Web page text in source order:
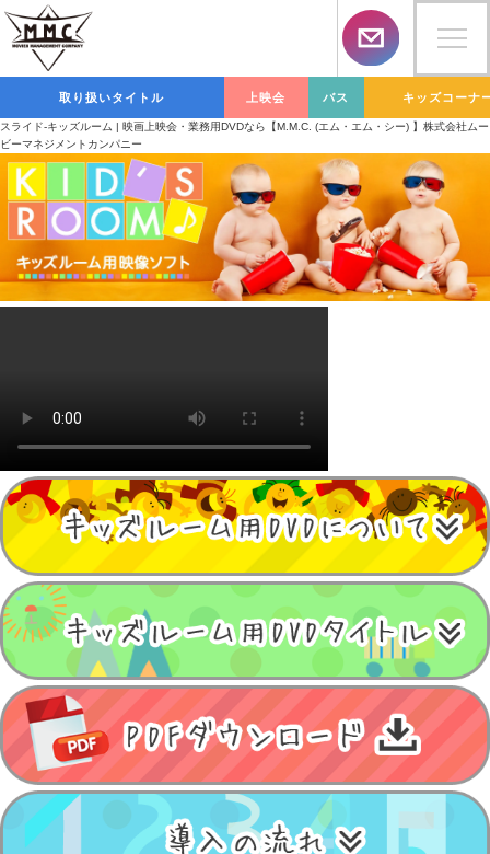
取り扱いタイトル 上映会 バス キッズコーナ
スライド-キッズルーム | 映画上映会・業務用DVDなら【M.M.C. (エム・エム・シー) 】株式会社ムー
ビーマネジメントカンパニー